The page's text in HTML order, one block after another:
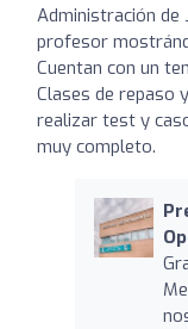
Administración de
profesor
Cuentan con un
Clases de repaso
realizar test y
muy completo.